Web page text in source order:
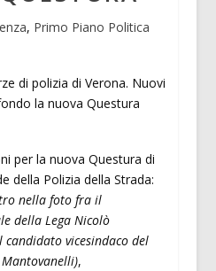
, Primo Piano Politica
per la nuova Questura di
della Polizia della Strada:
nella foto fra il
della Lega Nicolò
candidato vicesindaco del
,